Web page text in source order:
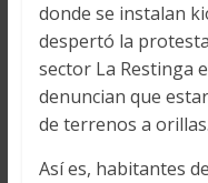
donde se instalan
despertó la
sector La Restinga
denuncian que
de terrenos a orillas.
Así es, habitantes